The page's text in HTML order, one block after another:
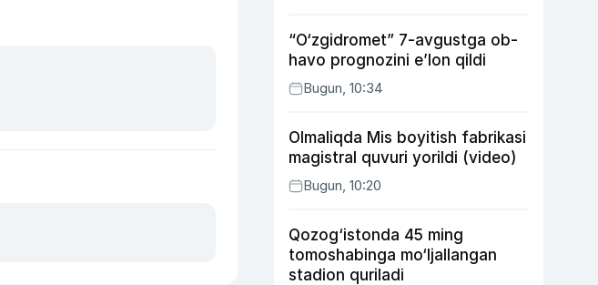
“O‘zgidromet” 7-avgustga ob-
havo prognozini e’lon qildi
Bugun, 10:34
Olmaliqda Mis boyitish fabrikasi
magistral quvuri yorildi (video)
Bugun, 10:20
Qozog‘istonda 45 ming
tomoshabinga mo‘ljallangan
stadion quriladi